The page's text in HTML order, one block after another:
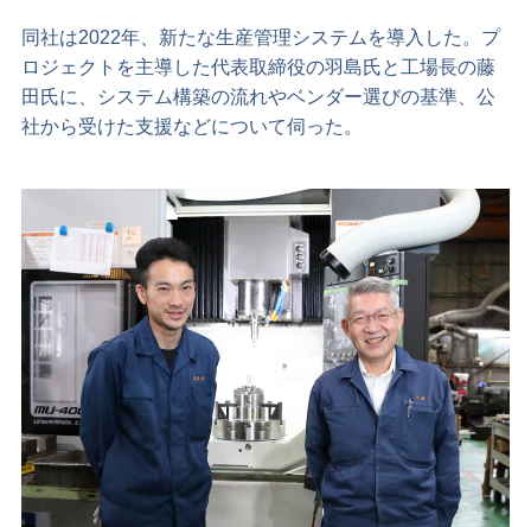
同社は2022年、新たな生産管理システムを導入した。プ
ロジェクトを主導した代表取締役の羽島氏と工場長の藤
田氏に、システム構築の流れやベンダー選びの基準、公
社から受けた支援などについて伺った。